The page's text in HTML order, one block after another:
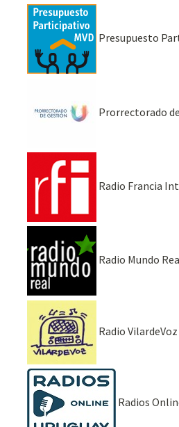
Presupuesto
Prorrectorado
Radio Francia
Radio Mundo
Radio VilardeVoz
Radios